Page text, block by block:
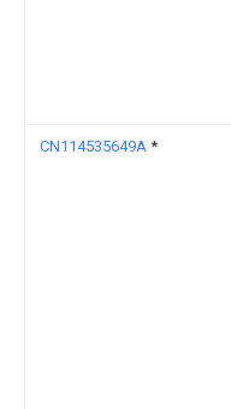
CN114535649A *